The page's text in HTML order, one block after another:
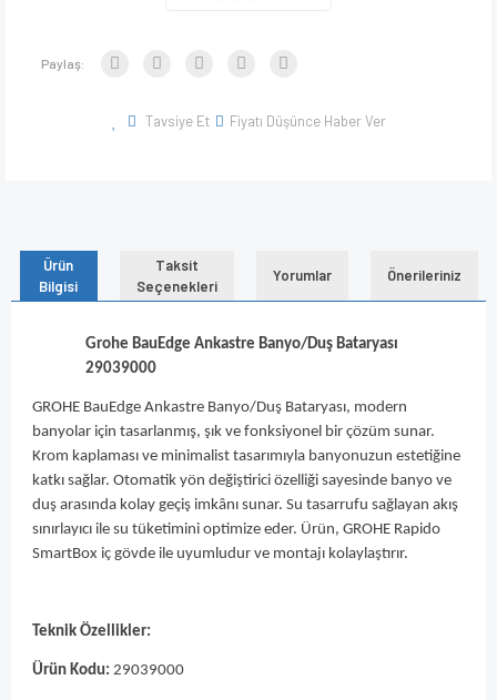
Paylaş:
Tavsiye Et Fiyatı Düşünce Haber Ver
Ürün
Bilgisi
Taksit
Seçenekleri
Yorumlar Önerileriniz
Grohe BauEdge Ankastre Banyo/Duş Bataryası
29039000
GROHE BauEdge Ankastre Banyo/Duş Bataryası, modern
banyolar için tasarlanmış, şık ve fonksiyonel bir çözüm sunar.
Krom kaplaması ve minimalist tasarımıyla banyonuzun estetiğine
katkı sağlar. Otomatik yön değiştirici özelliği sayesinde banyo ve
duş arasında kolay geçiş imkânı sunar. Su tasarrufu sağlayan akış
sınırlayıcı ile su tüketimini optimize eder. Ürün, GROHE Rapido
SmartBox iç gövde ile uyumludur ve montajı kolaylaştırır.
Teknik Özellikler:
Ürün Kodu: 29039000